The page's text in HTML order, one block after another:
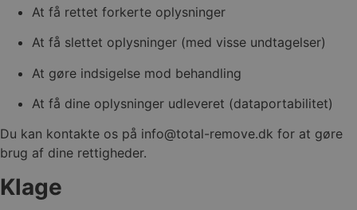
At få rettet forkerte oplysninger
At få slettet oplysninger (med visse undtagelser)
At gøre indsigelse mod behandling
At få dine oplysninger udleveret (dataportabilitet)
Du kan kontakte os på info@total-remove.dk for at gøre
brug af dine rettigheder.
Klage